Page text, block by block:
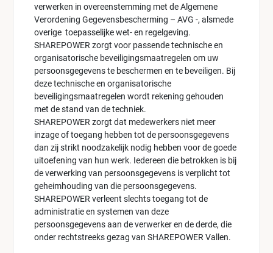
verwerken in overeenstemming met de Algemene
Verordening Gegevensbescherming – AVG -, alsmede
overige toepasselijke wet- en regelgeving.
SHAREPOWER zorgt voor passende technische en
organisatorische beveiligingsmaatregelen om uw
persoonsgegevens te beschermen en te beveiligen. Bij
deze technische en organisatorische
beveiligingsmaatregelen wordt rekening gehouden
met de stand van de techniek.
SHAREPOWER zorgt dat medewerkers niet meer
inzage of toegang hebben tot de persoonsgegevens
dan zij strikt noodzakelijk nodig hebben voor de goede
uitoefening van hun werk. Iedereen die betrokken is bij
de verwerking van persoonsgegevens is verplicht tot
geheimhouding van die persoonsgegevens.
SHAREPOWER verleent slechts toegang tot de
administratie en systemen van deze
persoonsgegevens aan de verwerker en de derde, die
onder rechtstreeks gezag van SHAREPOWER Vallen.